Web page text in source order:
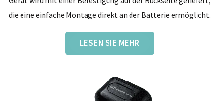
die eine einfache Montage direkt an der Batterie ermöglicht.
LESEN SIE MEHR